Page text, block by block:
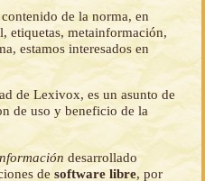
de la norma, en
etiquetas, metainformación,
estamos interesados en
de Lexivox, es un asunto de
de uso y beneficio de la
desarrollado
desoftware libre, por